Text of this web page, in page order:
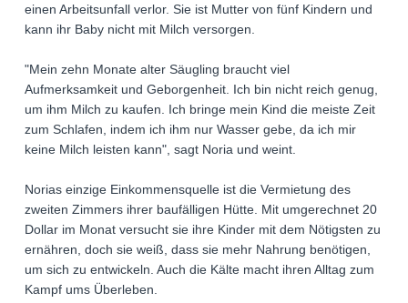
einen Arbeitsunfall verlor. Sie ist Mutter von fünf Kindern und
kann ihr Baby nicht mit Milch versorgen.
"Mein zehn Monate alter Säugling braucht viel
Aufmerksamkeit und Geborgenheit. Ich bin nicht reich genug,
um ihm Milch zu kaufen. Ich bringe mein Kind die meiste Zeit
zum Schlafen, indem ich ihm nur Wasser gebe, da ich mir
keine Milch leisten kann", sagt Noria und weint.
Norias einzige Einkommensquelle ist die Vermietung des
zweiten Zimmers ihrer baufälligen Hütte. Mit umgerechnet 20
Dollar im Monat versucht sie ihre Kinder mit dem Nötigsten zu
ernähren, doch sie weiß, dass sie mehr Nahrung benötigen,
um sich zu entwickeln. Auch die Kälte macht ihren Alltag zum
Kampf ums Überleben.